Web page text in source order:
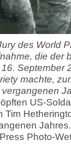
des World
die der
September
machte,
vergangenen
US-
Tim
Photo-